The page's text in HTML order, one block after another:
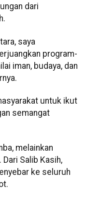
dari
saya
program-
iman, budaya, dan
untuk ikut
semangat
melainkan
Salib Kasih,
ke seluruh